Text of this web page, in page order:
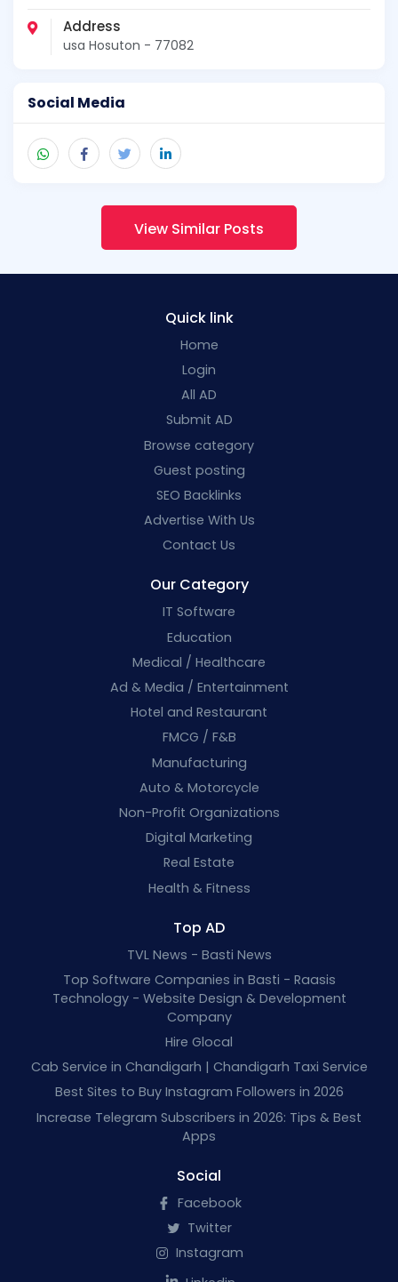
Address
usa Hosuton - 77082
Social Media
View Similar Posts
Quick link
Home
Login
All AD
Submit AD
Browse category
Guest posting
SEO Backlinks
Advertise With Us
Contact Us
Our Category
IT Software
Education
Medical / Healthcare
Ad & Media / Entertainment
Hotel and Restaurant
FMCG / F&B
Manufacturing
Auto & Motorcycle
Non-Profit Organizations
Digital Marketing
Real Estate
Health & Fitness
Top AD
TVL News - Basti News
Top Software Companies in Basti - Raasis
Technology - Website Design & Development
Company
Hire Glocal
Cab Service in Chandigarh | Chandigarh Taxi Service
Best Sites to Buy Instagram Followers in 2026
Increase Telegram Subscribers in 2026: Tips & Best
Apps
Social
Facebook
Twitter
Instagram